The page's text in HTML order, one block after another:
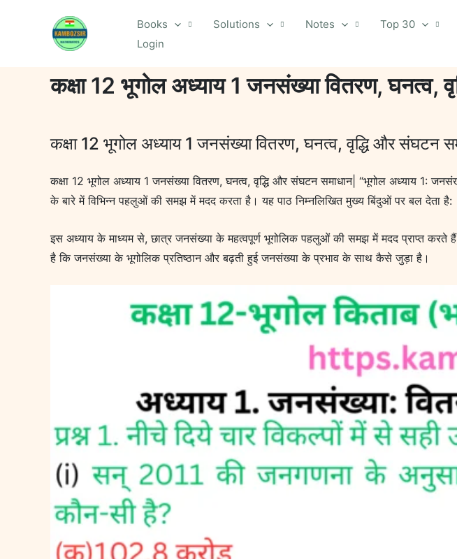
Books Solutions Notes Top 30
Login
कक्षा 12 भूगोल अध्याय 1 जनसंख्या वितरण, घनत्व,
कक्षा 12 भूगोल अध्याय 1 जनसंख्या वितरण, घनत्व, वृद्धि और संघटन
कक्षा 12 भूगोल अध्याय 1 जनसंख्या वितरण, घनत्व, वृद्धि और संघटन समाधान| “भूगोल अध्याय 1:
के बारे में विभिन्न पहलुओं की समझ में मदद करता है। यह पाठ निम्नलिखित मुख्य बिंदुओं पर बल देता है:
इस अध्याय के माध्यम से, छात्र जनसंख्या के महत्वपूर्ण भूगोलिक पहलुओं की समझ में मदद प्राप्त
है कि जनसंख्या के भूगोलिक प्रतिष्ठान और बढ़ती हुई जनसंख्या के प्रभाव के साथ कैसे जुड़ा है।